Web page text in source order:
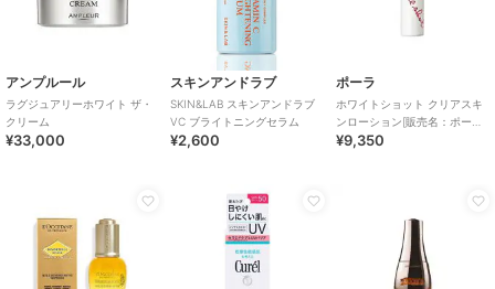
アンプルール
ラグジュアリーホワイト ザ・
クリーム
¥33,000
スキンアンドラブ
SKIN&LAB スキンアンドラブ
VC ブライトニングセラム
¥2,600
ポーラ
ホワイトショット クリアスキ
ンローション[販売名：ポーラ
WSクリアスキ
¥9,350